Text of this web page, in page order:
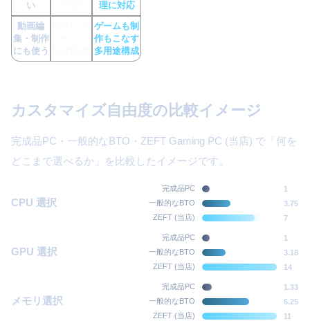
い
理に対応
動画編
集・制作
にも使う
ゲームも制
作もこなす
多用途構成
カスタマイズ自由度の比較イメージ
完成品PC・一般的なBTO・ZEFT Gaming PC (当店) で「何を
どこまで選べるか」を比較したイメージです。
CPU 選択
完成品PC
1
一般的なBTO
3.75
ZEFT (当店)
7
GPU 選択
完成品PC
1
一般的なBTO
3.18
ZEFT (当店)
14
メモリ選択
完成品PC
1.33
一般的なBTO
6.25
ZEFT (当店)
11